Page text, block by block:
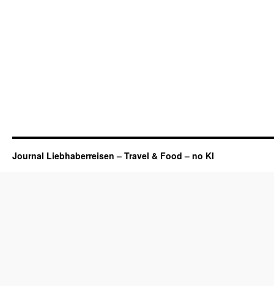
Journal Liebhaberreisen – Travel & Food – no KI